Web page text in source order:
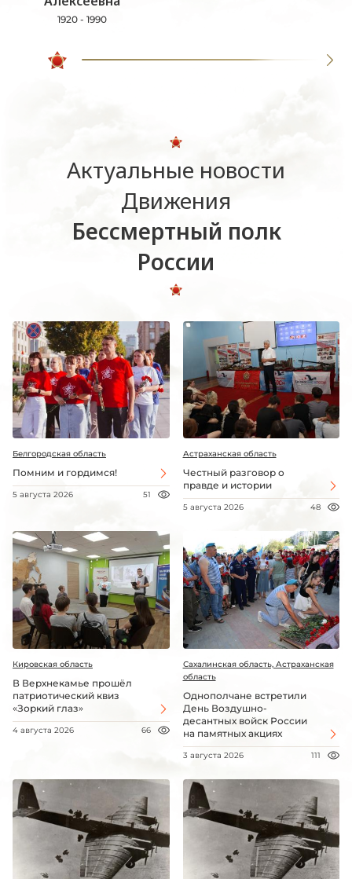
1920 - 1990
Актуальные новости
Движения
Бессмертный полк
России
Белгородская область
Помним и гордимся!
5 августа 2026 51
Астраханская область
Честный разговор о
правде и истории
5 августа 2026 48
Кировская область
В Верхнекамье прошёл
патриотический квиз
«Зоркий глаз»
4 августа 2026 66
Сахалинская область, Астраханская
область
Однополчане встретили
День Воздушно-
десантных войск России
на памятных акциях
3 августа 2026 111